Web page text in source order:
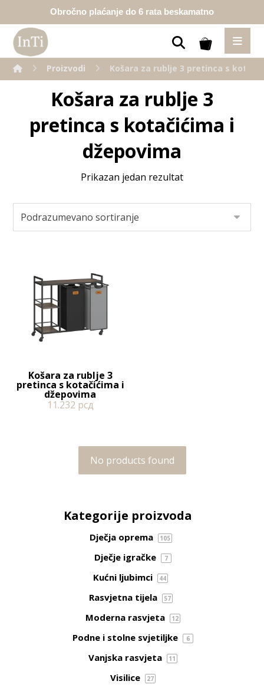
Obročno plaćanje do 6 rata beskamatno
Proizvodi Košara za rublje 3 pretinca s
Košara za rublje 3
pretinca s kotačićima i
džepovima
Prikazan jedan rezultat
Košara za rublje 3
pretinca s kotačićima i
džepovima
11.232 рсд
No products found
Kategorije proizvoda
Dječja oprema 105
Dječje igračke 7
Kućni ljubimci 44
Rasvjetna tijela 57
Moderna rasvjeta 12
Podne i stolne svjetiljke 6
Vanjska rasvjeta 11
Visilice 27